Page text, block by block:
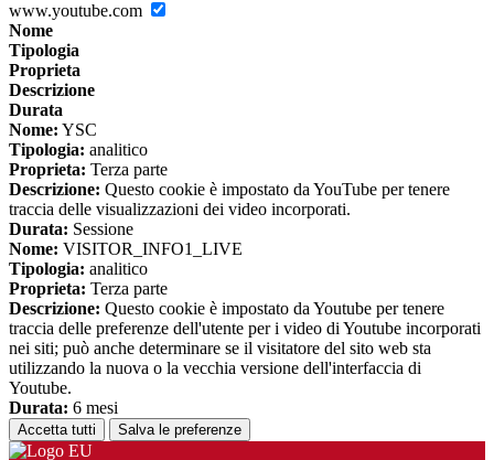
www.youtube.com
Nome
Tipologia
Proprieta
Descrizione
Durata
Nome: YSC
Tipologia: analitico
Proprieta: Terza parte
Descrizione: Questo cookie è impostato da YouTube per tenere
traccia delle visualizzazioni dei video incorporati.
Durata: Sessione
Nome: VISITOR_INFO1_LIVE
Tipologia: analitico
Proprieta: Terza parte
Descrizione: Questo cookie è impostato da Youtube per tenere
traccia delle preferenze dell'utente per i video di Youtube incorporati
nei siti; può anche determinare se il visitatore del sito web sta
utilizzando la nuova o la vecchia versione dell'interfaccia di
Youtube.
Durata: 6 mesi
Accetta tutti Salva le preferenze